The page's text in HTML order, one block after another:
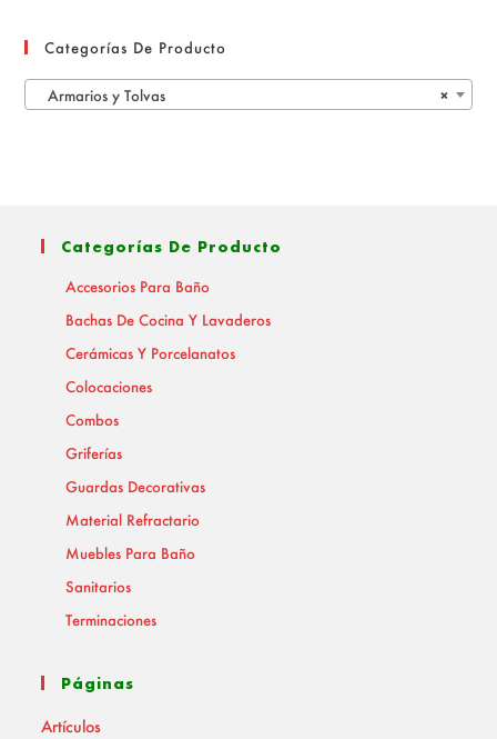
Categorías De Producto
×
Armarios y Tolvas
Categorías De Producto
Accesorios Para Baño
Bachas De Cocina Y Lavaderos
Cerámicas Y Porcelanatos
Colocaciones
Combos
Griferías
Guardas Decorativas
Material Refractario
Muebles Para Baño
Sanitarios
Terminaciones
Páginas
Artículos